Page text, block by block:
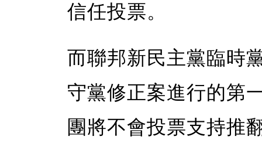
信任投票。
而聯邦新民主黨臨時
守黨修正案進行的第
團將不會投票支持推